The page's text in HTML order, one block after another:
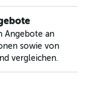
Angebote an
sowie von
vergleichen.